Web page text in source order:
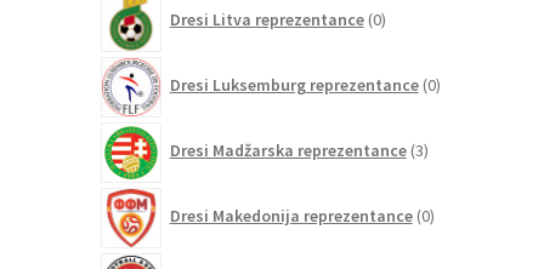
Dresi Litva reprezentance 0izdelkov
Dresi Luksemburg reprezentance 0izdelkov
Dresi Madžarska reprezentance 3izdelki
Dresi Makedonija reprezentance 0izdelkov